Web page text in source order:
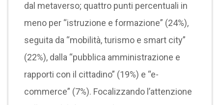
dal metaverso; quattro punti percentuali in
meno per “istruzione e formazione” (24%),
seguita da “mobilità, turismo e smart city”
(22%), dalla “pubblica amministrazione e
rapporti con il cittadino” (19%) e “e-
commerce” (7%). Focalizzando l’attenzione